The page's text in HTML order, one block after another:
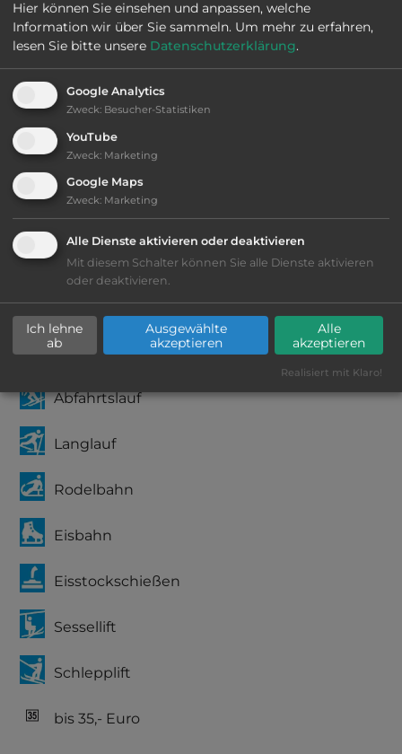
Fläche: 100.000m
Öffnungszeiten:
Telefon:
Sehenswürdigkeiten:
Hohen Bogen, Arber, Lamer Winkel.
Ausstattung:
Abfahrtslauf
Langlauf
Rodelbahn
Eisbahn
Eisstockschießen
Sessellift
Schlepplift
bis 35,- Euro
Hier können Sie einsehen und anpassen, welche
Information wir über Sie sammeln. Um mehr zu erfahren,
lesen Sie bitte unsere Datenschutzerklärung.
Google Analytics
Zweck: Besucher-Statistiken
YouTube
Zweck: Marketing
Google Maps
Zweck: Marketing
Alle Dienste aktivieren oder deaktivieren
Mit diesem Schalter können Sie alle Dienste aktivieren
oder deaktivieren.
Ich lehne
ab
Ausgewählte
akzeptieren
Alle
akzeptieren
Realisiert mit Klaro!